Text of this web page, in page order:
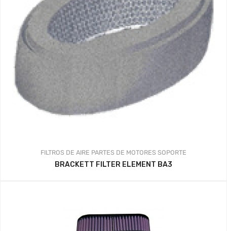
FILTROS DE AIRE PARTES DE MOTORES SOPORTE
BRACKETT FILTER ELEMENT BA3